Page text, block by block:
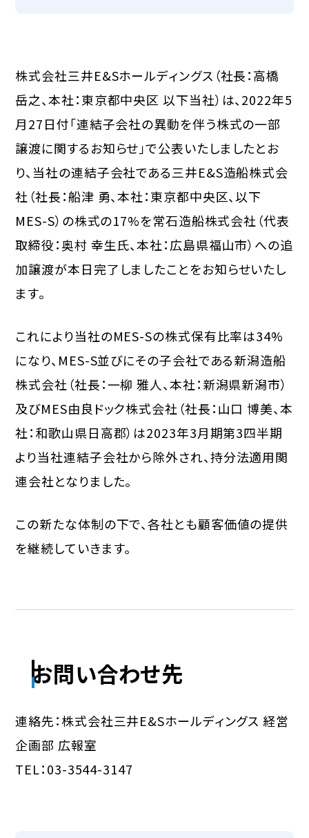
株式会社三井E&Sホールディングス（社長：高橋
岳之、本社：東京都中央区 以下当社）は、2022年5
月27日付「連結子会社の異動を伴う株式の一部
譲渡に関するお知らせ」で公表いたしましたとお
り、当社の連結子会社である三井E&S造船株式会
社（社長：船津 勇、本社：東京都中央区、以下
MES-S）の株式の17%を常石造船株式会社（代表
取締役：奥村 幸生氏、本社：広島県福山市）への追
加譲渡が本日完了しましたことをお知らせいたし
ます。
これにより当社のMES-Sの株式保有比率は34%
になり、MES-S並びにその子会社である新潟造船
株式会社（社長：一柳 雅人、本社：新潟県新潟市）
及びMES由良ドック株式会社（社長：山口 博美、本
社：和歌山県日高郡）は2023年3月期第3四半期
より当社連結子会社から除外され、持分法適用関
連会社となりました。
この新たな体制の下で、各社とも顧客価値の提供
を継続していきます。
お問い合わせ先
連絡先：株式会社三井E&Sホールディングス 経営
企画部 広報室
TEL：03-3544-3147